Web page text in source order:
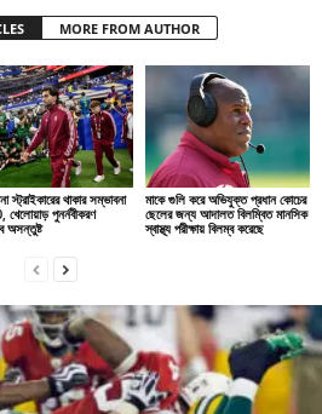
MORE FROM AUTHOR
স্ট্রাইকারের থাকার সম্ভাবনা
পুনর্নবীকরণ
অসন্তুষ্ট
মাকে গুলি করে অভিযুক্ত প্রধান কোচের
ছেলের জন্য আদালত বিলম্বিত মানসিক
স্বাস্থ্য পরীক্ষায় বিলম্ব করেছে